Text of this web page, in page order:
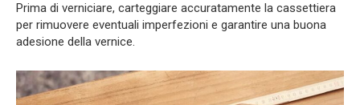
Prima di verniciare, carteggiare accuratamente la cassettiera
per rimuovere eventuali imperfezioni e garantire una buona
adesione della vernice.